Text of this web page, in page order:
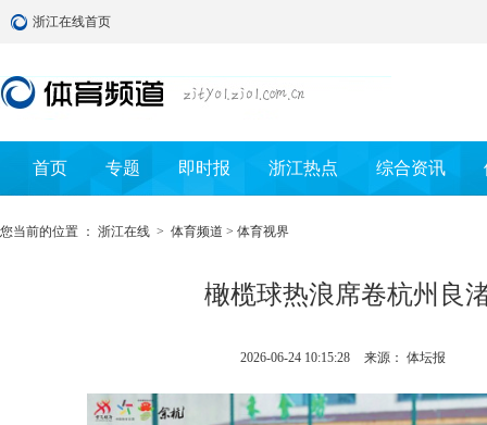
浙江在线首页
首页 专题 即时报 浙江热点 综合资讯
您当前的位置 ： 浙江在线 > 体育频道 > 体育视界
橄榄球热浪席卷杭州良
2026-06-24 10:15:28 来源： 体坛报